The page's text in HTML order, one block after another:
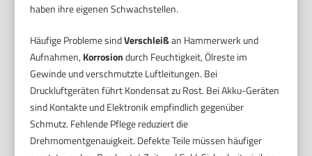
haben ihre eigenen Schwachstellen.
Häufige Probleme sindVerschleißan Hammerwerk und
Aufnahmen, Korrosiondurch Feuchtigkeit, Ölreste im
Gewinde und verschmutzte Luftleitungen. Bei
Druckluftgeräten führt Kondensat zu Rost. Bei Akku-Geräten
sind Kontakte und Elektronik empfindlich gegenüber
Schmutz. Fehlende Pflege reduziert die
Drehmomentgenauigkeit. Defekte Teile müssen häufiger